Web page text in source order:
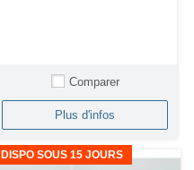
Comparer
Plus d'infos
DISPO SOUS 15 JOURS